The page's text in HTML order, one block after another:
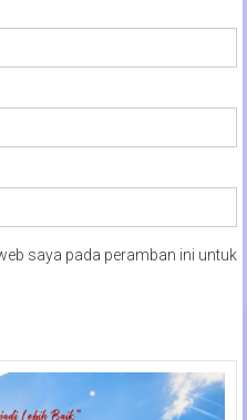
saya pada peramban ini untuk